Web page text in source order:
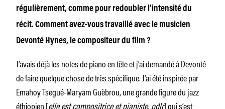
régulièrement, comme pour redoubler l’intensité du
récit. Comment avez-vous travaillé avec le musicien
Devonté Hynes, le compositeur du film ?
J’avais déjà les notes de piano en tête et j’ai demandé à Devonté
de faire quelque chose de très spécifique. J’ai été inspirée par
Emahoy Tsegué-Maryam Guèbrou, une grande figure du jazz
éthiopien [elle est compositrice et pianiste, ndlr] qui s’est